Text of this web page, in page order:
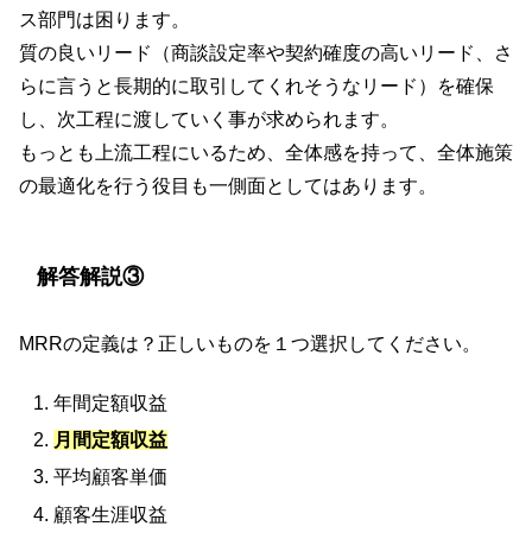
ス部門は困ります。
質の良いリード（商談設定率や契約確度の高いリード、さ
らに言うと長期的に取引してくれそうなリード）を確保
し、次工程に渡していく事が求められます。
もっとも上流工程にいるため、全体感を持って、全体施策
の最適化を行う役目も一側面としてはあります。
解答解説③
MRRの定義は？正しいものを１つ選択してください。
年間定額収益
月間定額収益
平均顧客単価
顧客生涯収益